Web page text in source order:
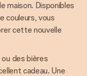
maison. Disponibles
couleurs, vous
cette nouvelle
ou des bières
cadeau. Une